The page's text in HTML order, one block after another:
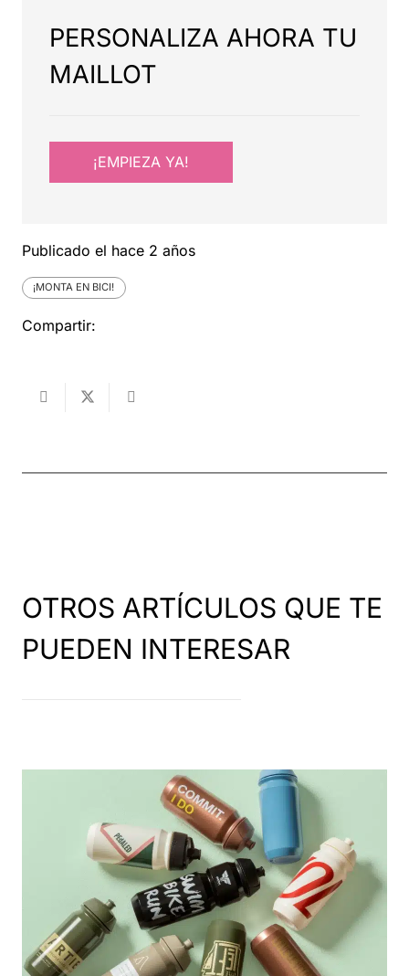
PERSONALIZA AHORA TU
MAILLOT
¡EMPIEZA YA!
Publicado el hace 2 años
¡MONTA EN BICI!
Compartir:
OTROS ARTÍCULOS QUE TE
PUEDEN INTERESAR